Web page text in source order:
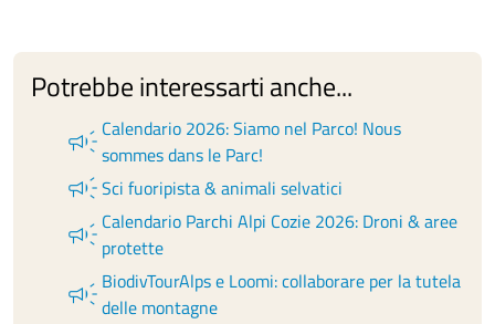
Potrebbe interessarti anche...
campaign Calendario 2026: Siamo nel Parco! Nous
sommes dans le Parc!
campaignSci fuoripista & animali selvatici
campaign Calendario Parchi Alpi Cozie 2026: Droni & aree
protette
campaign BiodivTourAlps e Loomi: collaborare per la tutela
delle montagne